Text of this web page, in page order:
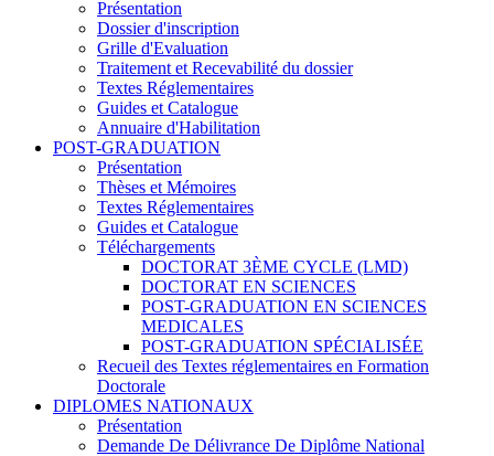
Présentation
Dossier d'inscription
Grille d'Evaluation
Traitement et Recevabilité du dossier
Textes Réglementaires
Guides et Catalogue
Annuaire d'Habilitation
POST-GRADUATION
Présentation
Thèses et Mémoires
Textes Réglementaires
Guides et Catalogue
Téléchargements
DOCTORAT 3ÈME CYCLE (LMD)
DOCTORAT EN SCIENCES
POST-GRADUATION EN SCIENCES
MEDICALES
POST-GRADUATION SPÉCIALISÉE
Recueil des Textes réglementaires en Formation
Doctorale
DIPLOMES NATIONAUX
Présentation
Demande De Délivrance De Diplôme National